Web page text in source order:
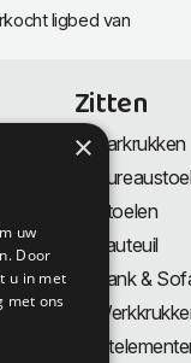
ligbed van
Zitten
Barkrukken
Stoelen
Fauteuil
Bank &
×
uw
Door
u in met
met ons